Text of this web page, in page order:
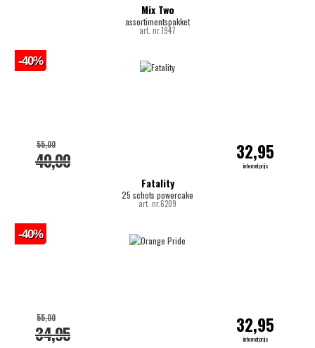
Mix Two
assortimentspakket
art. nr.1947
Fatality
25 schots powercake
art. nr.6209
40,00
55,00 32,95
internetprijs
-40%
34,95
55,00 32,95
internetprijs
-40%